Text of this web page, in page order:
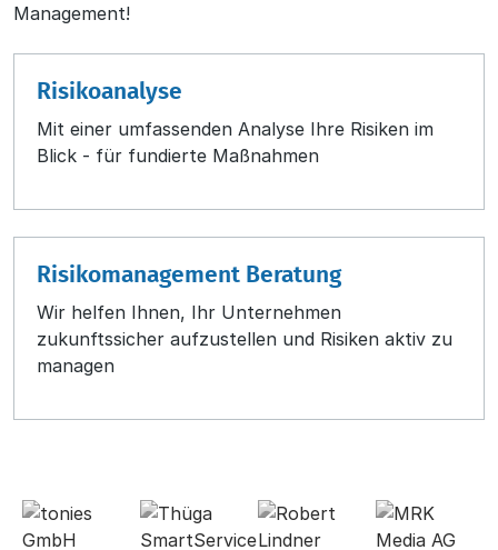
Management!
Risikoanalyse
Mit einer umfassenden Analyse Ihre Risiken im
Blick - für fundierte Maßnahmen
Risikomanagement Beratung
Wir helfen Ihnen, Ihr Unternehmen
zukunftssicher aufzustellen und Risiken aktiv zu
managen